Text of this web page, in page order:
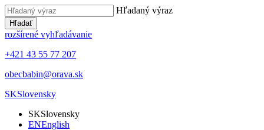
Hľadaný výraz
Hľadať
rozšírené vyhľadávanie
+421 43 55 77 207
obecbabin@orava.sk
SKSlovensky
SKSlovensky
ENEnglish